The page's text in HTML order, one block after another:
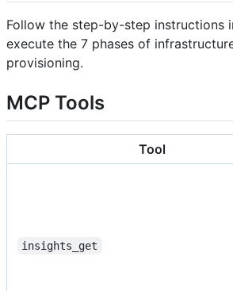
Follow the step-by-step instructions
execute the 7 phases of
provisioning.
MCP Tools
Tool
insights_get